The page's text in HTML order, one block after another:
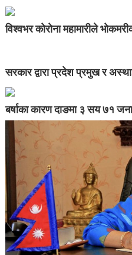
विश्वभर कोरोना महामारीले
सरकार द्वारा प्रदेश प्रमुख र
बर्षाका कारण दाङमा ३ सय ७१